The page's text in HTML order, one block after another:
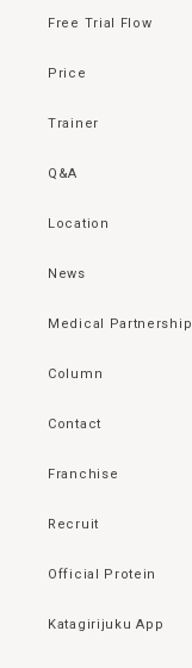
Free Trial Flow
Price
Trainer
Q&A
Location
News
Medical Partnership
Column
Contact
Franchise
Recruit
Official Protein
Katagirijuku App